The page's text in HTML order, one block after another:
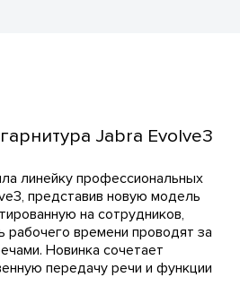
Jabra Evolve3
линейку профессиональных
представив новую модель
на сотрудников,
времени проводят за
Новинка сочетает
передачу речи и функции